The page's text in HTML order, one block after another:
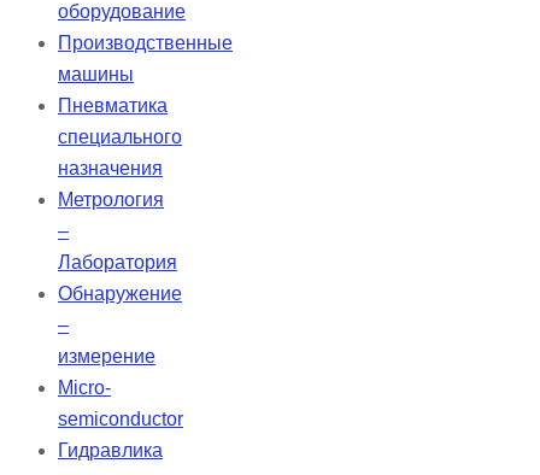
оборудование
Производственные
машины
Пневматика
специального
назначения
Метрология
–
Лаборатория
Обнаружение
–
измерение
Micro-
semiconductor
Гидравлика